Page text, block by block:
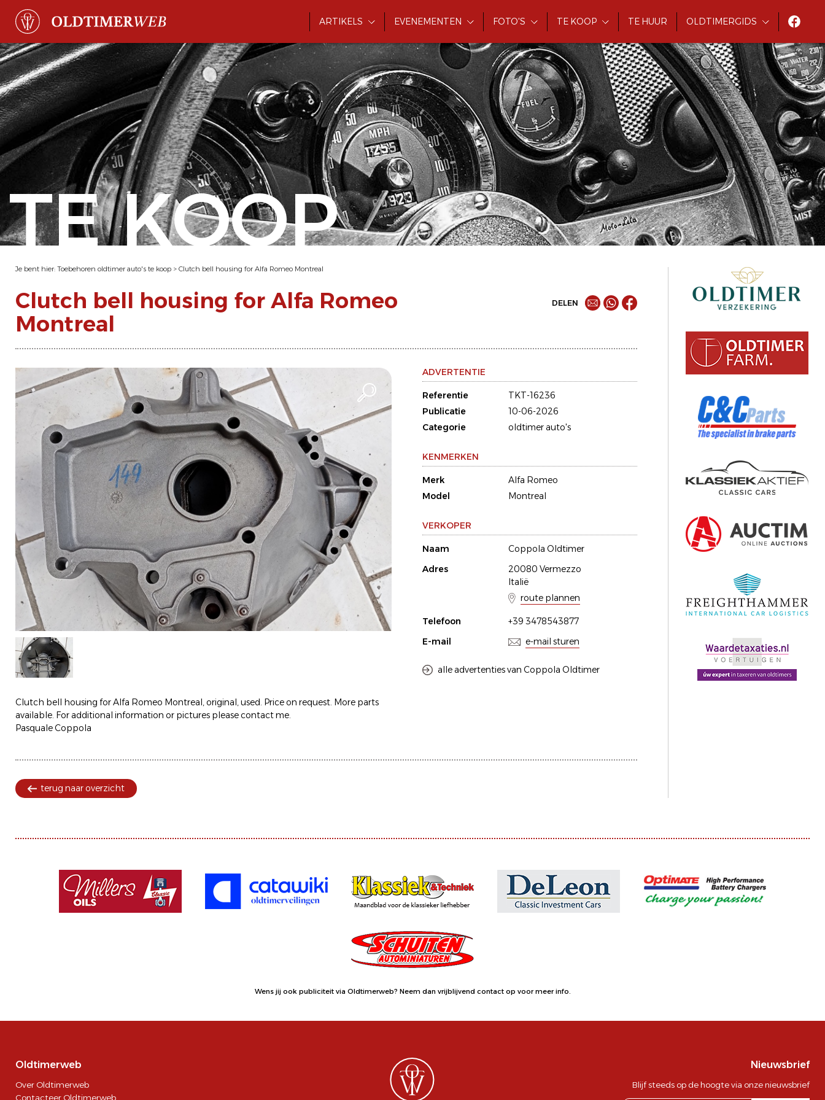
ARTIKELS EVENEMENTEN FOTO'S TE KOOP TE HUUR OLDTIMERGIDS
TE KOOP
Je bent hier: Toebehoren oldtimer auto's te koop > Clutch bell housing for Alfa Romeo Montreal
Clutch bell housing for Alfa Romeo
Montreal
DELEN
Clutch bell housing for Alfa Romeo Montreal, original, used. Price on request. More parts
available. For additional information or pictures please contact me.
Pasquale Coppola
ADVERTENTIE
Referentie
TKT-16236
Publicatie
10-06-2026
Categorie
oldtimer auto's
KENMERKEN
Merk
Alfa Romeo
Model
Montreal
VERKOPER
Naam
Coppola Oldtimer
Adres
20080 Vermezzo
Italië
route plannen
Telefoon
+39 3478543877
E-mail
e-mail sturen
alle advertenties van Coppola Oldtimer
terug naar overzicht
Wens jij ook publiciteit via Oldtimerweb? Neem dan vrijblijvend contact op voor meer info.
Oldtimerweb
Over Oldtimerweb
Contacteer Oldtimerweb
Nieuwsbrief
Blijf steeds op de hoogte via onze nieuwsbrief